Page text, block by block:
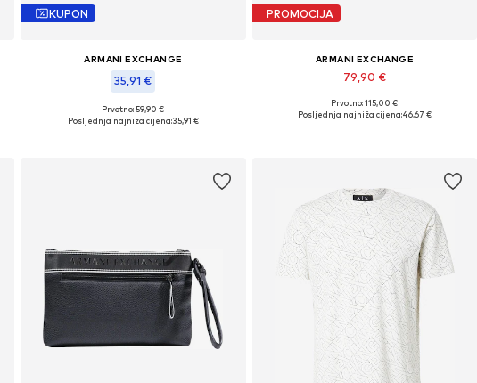
KUPON
ARMANI EXCHANGE
35,91 €
Dostupne veličine: XS, S, M, L, XL, XXL
Prvotno: 59,90 €
Posljednja najniža cijena:35,91 €
PROMOCIJA
ARMANI EXCHANGE
79,90 €
Dostupno u više veličina
Prvotno: 115,00 €
Posljednja najniža cijena:46,67 €